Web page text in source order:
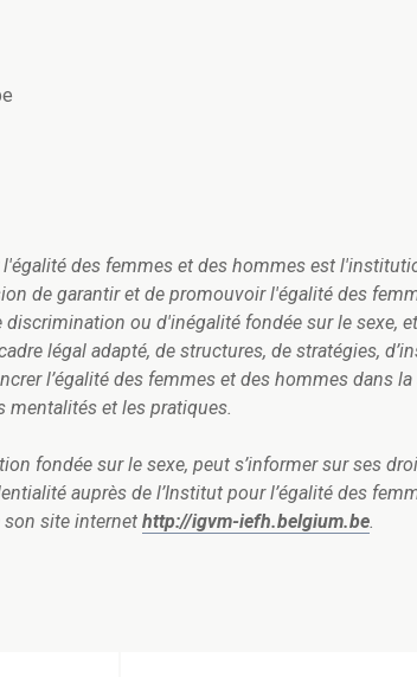
l'égalité des femmes et des hommes est
de garantir et de promouvoir l'égalité des
ou d'inégalité fondée sur le sexe,
légal adapté, de structures, de stratégies,
l’égalité des femmes et des hommes dans
mentalités et les pratiques.
fondée sur le sexe, peut s’informer sur ses
auprès de l’Institut pour l’égalité des
site internet http://igvm-iefh.belgium.be.